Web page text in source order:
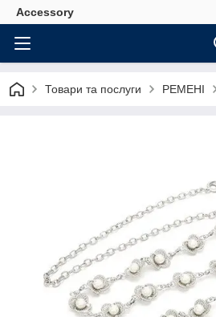
Accessory
Товари та послуги РЕМЕНІ